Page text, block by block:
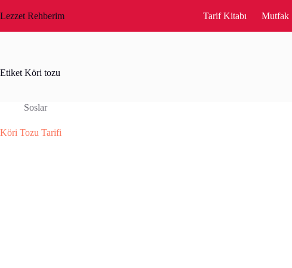
to
Lezzet Rehberim Tarif Kitabı Mutfak
Etiket Köri tozu
Soslar
Köri Tozu Tarifi